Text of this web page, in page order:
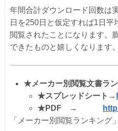
年間合計ダウンロード回数は
日を250日と仮定すれば1日平
閲覧されたことになります。
できたものと嬉しくなります。
★メーカー別閲覧文書ラ
★スプレッドシート→
★PDF →
「メーカー別閲覧ランキング